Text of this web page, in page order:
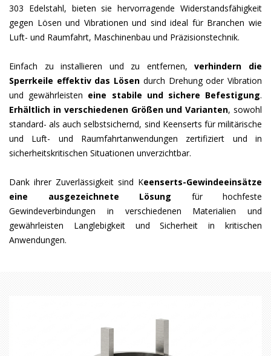
303 Edelstahl, bieten sie hervorragende Widerstandsfähigkeit
gegen Lösen und Vibrationen und sind ideal für Branchen wie
Luft- und Raumfahrt, Maschinenbau und Präzisionstechnik.
Einfach zu installieren und zu entfernen,verhindern die
Sperrkeile effektiv das Lösen durch Drehung oder Vibration
und gewährleisten eine stabile und sichere Befestigung.
Erhältlich in verschiedenen Größen und Varianten, sowohl
standard- als auch selbstsichernd, sind Keenserts für militärische
und Luft- und Raumfahrtanwendungen zertifiziert und in
sicherheitskritischen Situationen unverzichtbar.
Dank ihrer Zuverlässigkeit sind Keenserts-Gewindeeinsätze
eine ausgezeichnete Lösung für hochfeste
Gewindeverbindungen in verschiedenen Materialien und
gewährleisten Langlebigkeit und Sicherheit in kritischen
Anwendungen.